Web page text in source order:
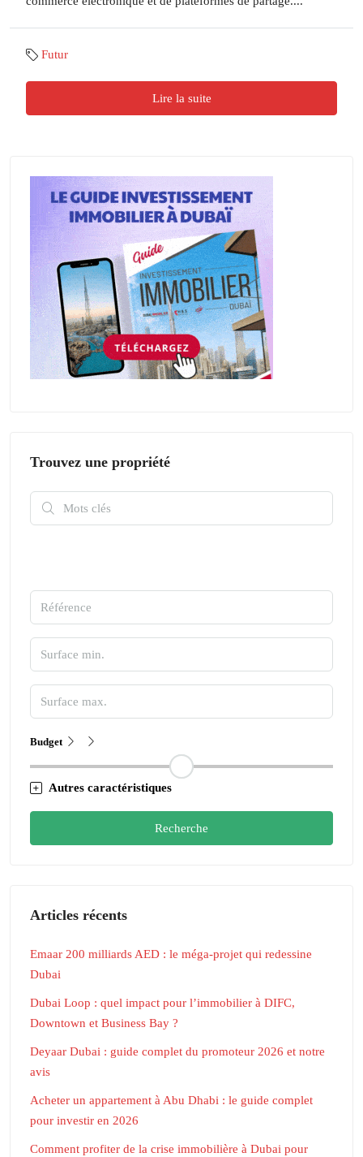
Futur
Lire la suite
Trouvez une propriété
Budget
Autres caractéristiques
Recherche
Articles récents
Emaar 200 milliards AED : le méga-projet qui redessine
Dubai
Dubai Loop : quel impact pour l’immobilier à DIFC,
Downtown et Business Bay ?
Deyaar Dubai : guide complet du promoteur 2026 et notre
avis
Acheter un appartement à Abu Dhabi : le guide complet
pour investir en 2026
Comment profiter de la crise immobilière à Dubai pour